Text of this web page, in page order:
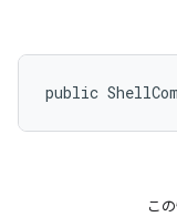
public
こ